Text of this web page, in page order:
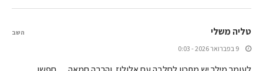
טליה משלי
9 בפברואר 2026 - 0:03
השב